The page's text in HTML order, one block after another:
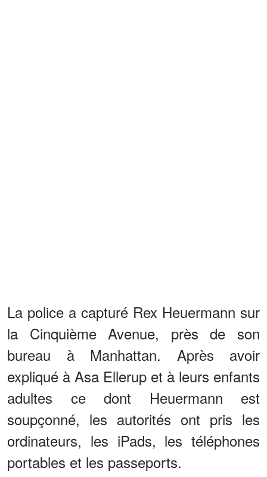
La police a capturé Rex Heuermann sur
la Cinquième Avenue, près de son
bureau à Manhattan. Après avoir
expliqué à Asa Ellerup et à leurs enfants
adultes ce dont Heuermann est
soupçonné, les autorités ont pris les
ordinateurs, les iPads, les téléphones
portables et les passeports.